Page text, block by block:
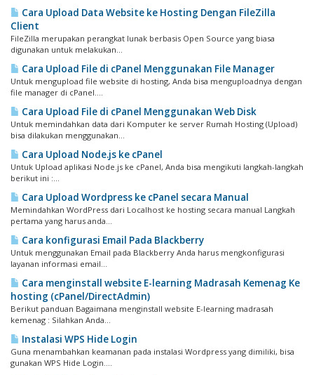
Cara Upload Data Website ke Hosting Dengan FileZilla
Client
FileZilla merupakan perangkat lunak berbasis Open Source yang biasa
digunakan untuk melakukan...
Cara Upload File di cPanel Menggunakan File Manager
Untuk mengupload file website di hosting, Anda bisa menguploadnya dengan
file manager di cPanel....
Cara Upload File di cPanel Menggunakan Web Disk
Untuk memindahkan data dari Komputer ke server Rumah Hosting (Upload)
bisa dilakukan menggunakan...
Cara Upload Node.js ke cPanel
Untuk Upload aplikasi Node.js ke cPanel, Anda bisa mengikuti langkah-langkah
berikut ini :...
Cara Upload Wordpress ke cPanel secara Manual
Memindahkan WordPress dari Localhost ke hosting secara manual Langkah
pertama yang harus anda...
Cara konfigurasi Email Pada Blackberry
Untuk menggunakan Email pada Blackberry Anda harus mengkonfigurasi
layanan informasi email...
Cara menginstall website E-learning Madrasah Kemenag Ke
hosting (cPanel/DirectAdmin)
Berikut panduan Bagaimana menginstall website E-learning madrasah
kemenag : Silahkan Anda...
Instalasi WPS Hide Login
Guna menambahkan keamanan pada instalasi Wordpress yang dimiliki, bisa
gunakan WPS Hide Login....